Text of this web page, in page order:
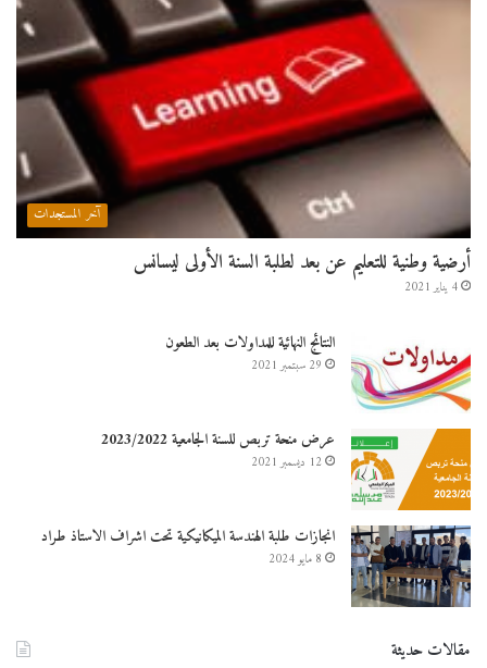
آخر المستجدات
أرضية وطنية للتعليم عن بعد لطلبة السنة الأولى ليسانس
4 يناير 2021
النتائج النهائية للمداولات بعد الطعون
29 سبتمبر 2021
عرض منحة تربص للسنة الجامعية 2023/2022
12 ديسمبر 2021
انجازات طلبة الهندسة الميكانيكية تحت اشراف الاستاذ طراد
8 مايو 2024
مقالات حديثة